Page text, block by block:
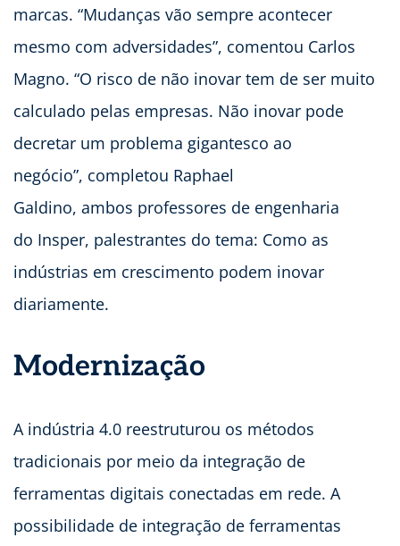
marcas. “Mudanças vão sempre acontecer
mesmo com adversidades”, comentou Carlos
Magno. “O risco de não inovar tem de ser muito
calculado pelas empresas. Não inovar pode
decretar um problema gigantesco ao
negócio”, completou Raphael
Galdino, ambos professores de engenharia
do Insper, palestrantes do tema: Como as
indústrias em crescimento podem inovar
diariamente.
Modernização
A indústria 4.0 reestruturou os métodos
tradicionais por meio da integração de
ferramentas digitais conectadas em rede. A
possibilidade de integração de ferramentas